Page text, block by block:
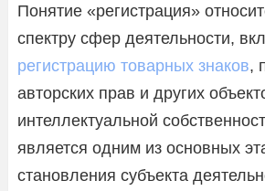
Понятие «регистрация»
спектру сфер деятельности,
регистрацию товарных знаков,
авторских прав и других
интеллектуальной
является одним из основных
становления субъекта